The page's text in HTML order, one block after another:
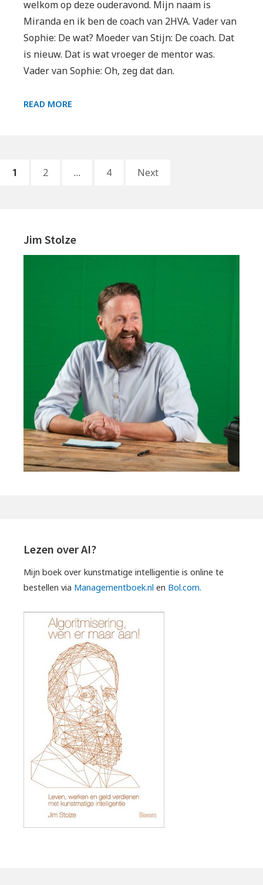
welkom op deze ouderavond. Mijn naam is
Miranda en ik ben de coach van 2HVA. Vader van
Sophie: De wat? Moeder van Stijn: De coach. Dat
is nieuw. Dat is wat vroeger de mentor was.
Vader van Sophie: Oh, zeg dat dan.
READ MORE
Berichten
PAGE
1 PAGE
2 … PAGE
4 Next
Sidebar
Jim Stolze
Lezen over AI?
Mijn boek over kunstmatige intelligentie is online te
bestellen via Managementboek.nl en Bol.com.